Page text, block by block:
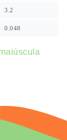
3.2
0.048